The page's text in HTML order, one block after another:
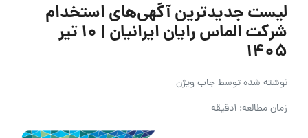
لیست جدیدترین آگهی‌های استخدام
شرکت الماس رایان ایرانیان | ۱۰ تیر
۱۴۰۵
نوشته شده توسطجاب ویژن
زمان مطالعه: 1دقیقه